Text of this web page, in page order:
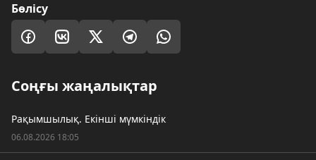
Бөлісу
Соңғы жаңалықтар
Рақымшылық. Екінші мүмкіндік
06.08.2026 18:05